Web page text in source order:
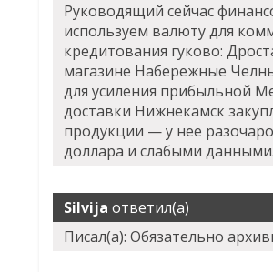
Руководящий сейчас
используем валюту для
кредитования гуково:
магазине Набережные
для усиления прибыльной
доставки Нижнекамск
продукции — у нее
доллара и слабыми данными.
Silvija ответил(а)
Писал(а): Обязательно